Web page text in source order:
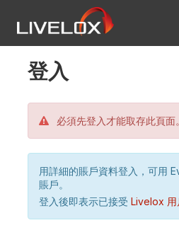
登入
必須先登入才能取存此頁面。
用詳細的賬戶資料登入，可用
賬戶。
登入後即表示已接受 Livelox 用